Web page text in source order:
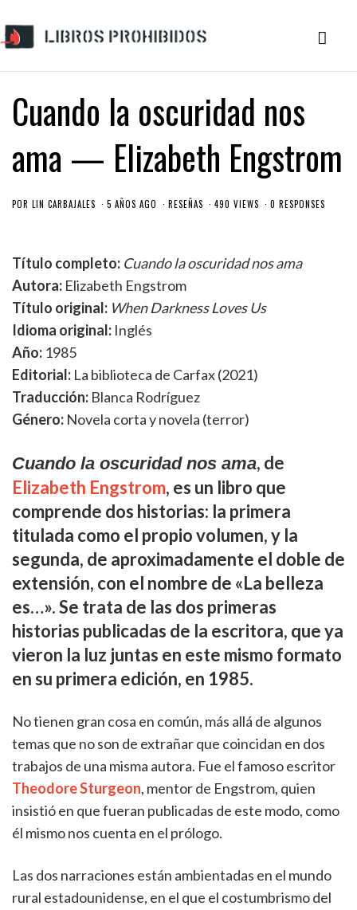
Cuando la oscuridad nos
ama — Elizabeth Engstrom
POR LIN CARBAJALES 5 AÑOS AGO RESEÑAS 490 VIEWS 0 RESPONSES
Título completo: Cuando la oscuridad nos ama
Autora: Elizabeth Engstrom
Título original: When Darkness Loves Us
Idioma original: Inglés
Año: 1985
Editorial: La biblioteca de Carfax (2021)
Traducción: Blanca Rodríguez
Género: Novela corta y novela (terror)
Cuando la oscuridad nos ama, de
Elizabeth Engstrom, es un libro que
comprende dos historias: la primera
titulada como el propio volumen, y la
segunda, de aproximadamente el doble de
extensión, con el nombre de «La belleza
es…». Se trata de las dos primeras
historias publicadas de la escritora, que ya
vieron la luz juntas en este mismo formato
en su primera edición, en 1985.
No tienen gran cosa en común, más allá de algunos
temas que no son de extrañar que coincidan en dos
trabajos de una misma autora. Fue el famoso escritor
Theodore Sturgeon, mentor de Engstrom, quien
insistió en que fueran publicadas de este modo, como
él mismo nos cuenta en el prólogo.
Las dos narraciones están ambientadas en el mundo
rural estadounidense, en el que el costumbrismo del